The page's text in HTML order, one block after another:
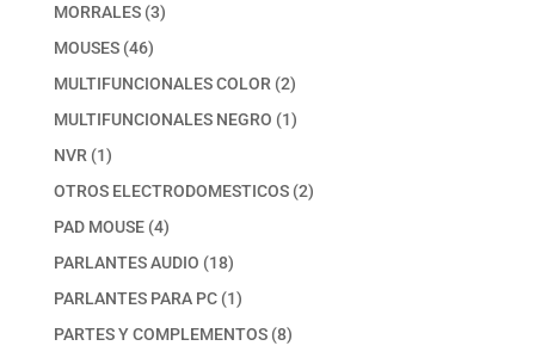
MORRALES 33
MOUSES 4646
productos
MULTIFUNCIONALES COLOR 22
productos
MULTIFUNCIONALES NEGRO 11
NVR 11
producto
OTROS ELECTRODOMESTICOS 22
PAD MOUSE 44
productos
PARLANTES AUDIO 1818
productos
PARLANTES PARA PC 11
producto
PARTES Y COMPLEMENTOS 88